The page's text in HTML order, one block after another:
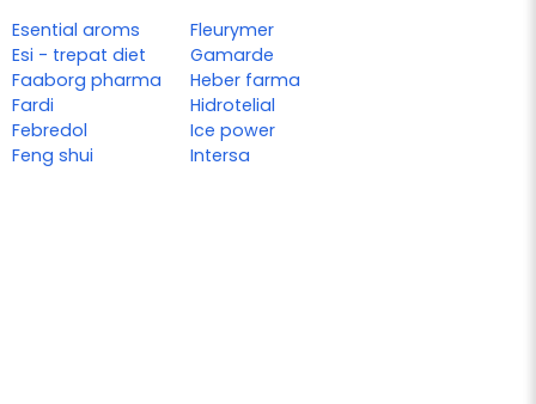
Esential aroms
Esi - trepat diet
Faaborg pharma
Fardi
Febredol
Feng shui
Fleurymer
Gamarde
Heber farma
Hidrotelial
Ice power
Intersa